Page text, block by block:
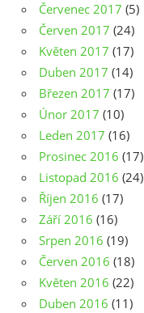
Červenec 2017 (5)
Červen 2017 (24)
Květen 2017 (17)
Duben 2017 (14)
Březen 2017 (17)
Únor 2017 (10)
Leden 2017 (16)
Prosinec 2016 (17)
Listopad 2016 (24)
Říjen 2016 (17)
Září 2016 (16)
Srpen 2016 (19)
Červen 2016 (18)
Květen 2016 (22)
Duben 2016 (11)